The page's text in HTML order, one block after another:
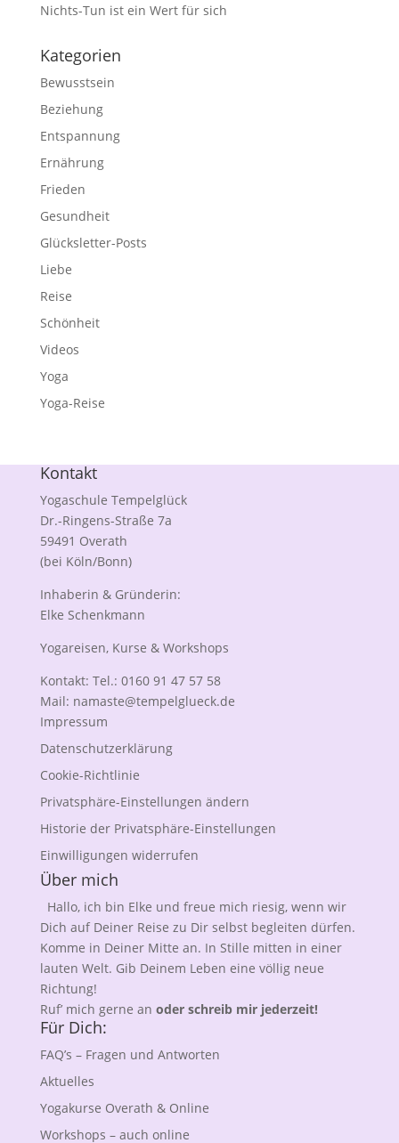
Nichts-Tun ist ein Wert für sich
Kategorien
Bewusstsein
Beziehung
Entspannung
Ernährung
Frieden
Gesundheit
Glücksletter-Posts
Liebe
Reise
Schönheit
Videos
Yoga
Yoga-Reise
Kontakt
Yogaschule Tempelglück
Dr.-Ringens-Straße 7a
59491 Overath
(bei Köln/Bonn)
Inhaberin & Gründerin:
Elke Schenkmann
Yogareisen, Kurse & Workshops
Kontakt: Tel.: 0160 91 47 57 58
Mail: namaste@tempelglueck.de
Impressum
Datenschutzerklärung
Cookie-Richtlinie
Privatsphäre-Einstellungen ändern
Historie der Privatsphäre-Einstellungen
Einwilligungen widerrufen
Über mich
Hallo, ich bin Elke und freue mich riesig, wenn wir
Dich auf Deiner Reise zu Dir selbst begleiten dürfen.
Komme in Deiner Mitte an. In Stille mitten in einer
lauten Welt. Gib Deinem Leben eine völlig neue
Richtung!
Ruf’ mich gerne an oder schreib mir jederzeit!
Für Dich:
FAQ’s – Fragen und Antworten
Aktuelles
Yogakurse Overath & Online
Workshops – auch online